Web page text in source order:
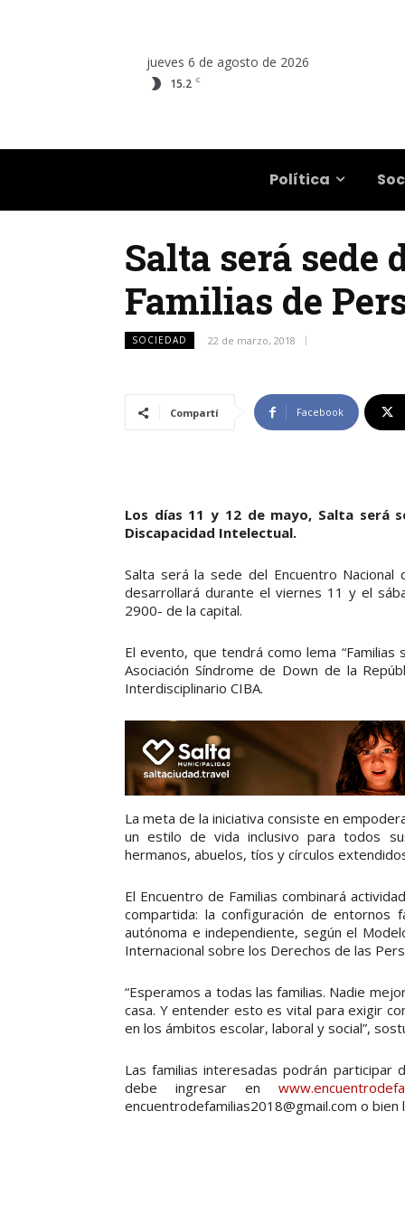
jueves 6 de agosto de 2026
15.2 C
Política
Salta será sede
Familias de
SOCIEDAD 22 de marzo, 2018
Compartí Facebook
Los días 11 y 12 de mayo, Salta será
Discapacidad Intelectual.
Salta será la sede del Encuentro Nacional
desarrollará durante el viernes 11 y el
2900- de la capital.
El evento, que tendrá como lema
Asociación Síndrome de Down de la
Interdisciplinario CIBA.
La meta de la iniciativa consiste en
un estilo de vida inclusivo para todos
hermanos, abuelos, tíos y círculos
El Encuentro de Familias combinará
compartida: la configuración de
autónoma e independiente, según el
Internacional sobre los Derechos de las
“Esperamos a todas las familias. Nadie
casa. Y entender esto es vital para exigir
en los ámbitos escolar, laboral y social”,
Las familias interesadas podrán participar
debe ingresar en
encuentrodefamilias2018@gmail.com o